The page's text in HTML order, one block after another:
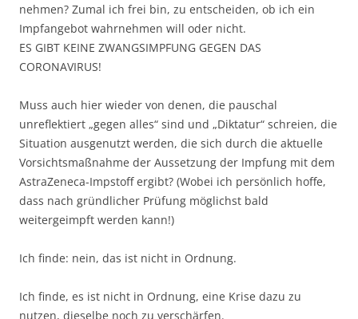
nehmen? Zumal ich frei bin, zu entscheiden, ob ich ein
Impfangebot wahrnehmen will oder nicht.
ES GIBT KEINE ZWANGSIMPFUNG GEGEN DAS
CORONAVIRUS!
Muss auch hier wieder von denen, die pauschal
unreflektiert „gegen alles“ sind und „Diktatur“ schreien, die
Situation ausgenutzt werden, die sich durch die aktuelle
Vorsichtsmaßnahme der Aussetzung der Impfung mit dem
AstraZeneca-Impstoff ergibt? (Wobei ich persönlich hoffe,
dass nach gründlicher Prüfung möglichst bald
weitergeimpft werden kann!)
Ich finde: nein, das ist nicht in Ordnung.
Ich finde, es ist nicht in Ordnung, eine Krise dazu zu
nutzen, dieselbe noch zu verschärfen.